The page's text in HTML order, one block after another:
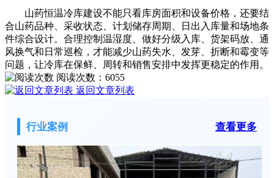
山药恒温冷库建设不能只看库房面积和设备价格，还要结
合山药品种、采收状态、计划储存周期、日出入库量和场地条
件综合设计。合理控制温湿度、做好分级入库、货架码放、通
风换气和日常巡检，才能减少山药失水、发芽、折断和霉变等
问题，让冷库在保鲜、周转和销售安排中发挥更稳定的作用。
阅读次数： 6055
返回文章列表
行业案例 查看更多